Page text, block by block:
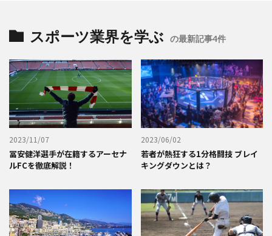
スポーツ業界を学ぶ の最新記事4件
2023/11/07
冨安健洋選手が在籍するアーセナ
ルFCを徹底解説！
2023/06/02
若者が熱狂する1分格闘技 ブレイ
キングダウンとは？